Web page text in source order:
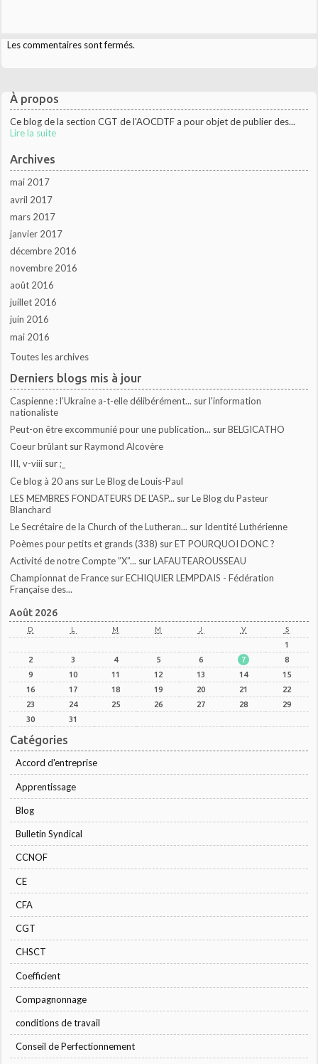
Les commentaires sont fermés.
À propos
Ce blog de la section CGT de l'AOCDTF a pour objet de publier des...
Lire la suite
Archives
mai 2017
avril 2017
mars 2017
janvier 2017
décembre 2016
novembre 2016
août 2016
juillet 2016
juin 2016
mai 2016
Toutes les archives
Derniers blogs mis à jour
Caspienne : l’Ukraine a-t-elle délibérément... surl'information
nationaliste
Peut-on être excommunié pour une publication... surBELGICATHO
Coeur brûlant surRaymond Alcovère
III, v-viii sur;_
Ce blog à 20 ans surLe Blog de Louis-Paul
LES MEMBRES FONDATEURS DE L'ASP... surLe Blog du Pasteur
Blanchard
Le Secrétaire de la Church of the Lutheran... sur Identité Luthérienne
Poèmes pour petits et grands (338) surET POURQUOI DONC ?
Activité de notre Compte ”X”... surLAFAUTEAROUSSEAU
Championnat de France surECHIQUIER LEMPDAIS - Fédération
Française des...
Août 2026
D L M M J V S
1
2
3 4 5 6 7
8
9
10 11 12 13 14
15
16
17 18 19 20 21
22
23
24 25 26 27 28
29
30
31
Catégories
Accord d'entreprise
Apprentissage
Blog
Bulletin Syndical
CCNOF
CE
CFA
CGT
CHSCT
Coefficient
Compagnonnage
conditions de travail
Conseil de Perfectionnement